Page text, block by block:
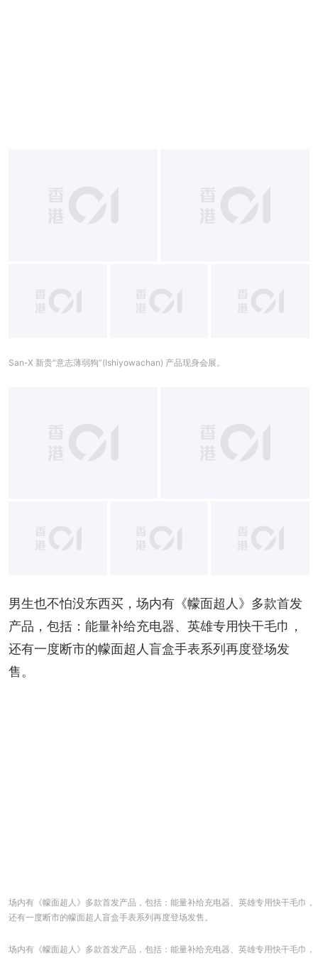
+
San-X 新贵“意志薄弱狗”(Ishiyowachan) 产品现身会展。
男生也不怕没东西买，场内有《幪面超人》多款首发
产品，包括：能量补给充电器、英雄专用快干毛巾，
还有一度断市的幪面超人盲盒手表系列再度登场发
售。
场内有《幪面超人》多款首发产品，包括：能量补给充电器、英雄专用快干毛巾，
还有一度断市的幪面超人盲盒手表系列再度登场发售。
场内有《幪面超人》多款首发产品，包括：能量补给充电器、英雄专用快干毛巾，